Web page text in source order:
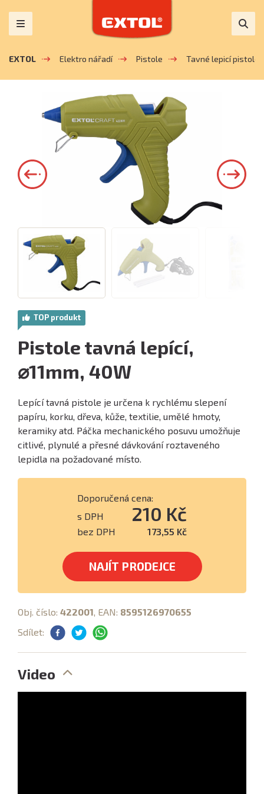
EXTOL Elektro nářadí Pistole Tavné lepicí pistole
TOP produkt
Pistole tavná lepící,
⌀11mm, 40W
Lepící tavná pistole je určena k rychlému slepení
papíru, korku, dřeva, kůže, textilie, umělé hmoty,
keramiky atd. Páčka mechanického posuvu umožňuje
citlivé, plynulé a přesné dávkování roztaveného
lepidla na požadované místo.
Doporučená cena:
s DPH
210 Kč
bez DPH 173,55 Kč
NAJÍT PRODEJCE
Obj. číslo: 422001 , EAN: 8595126970655
Sdílet:
Video